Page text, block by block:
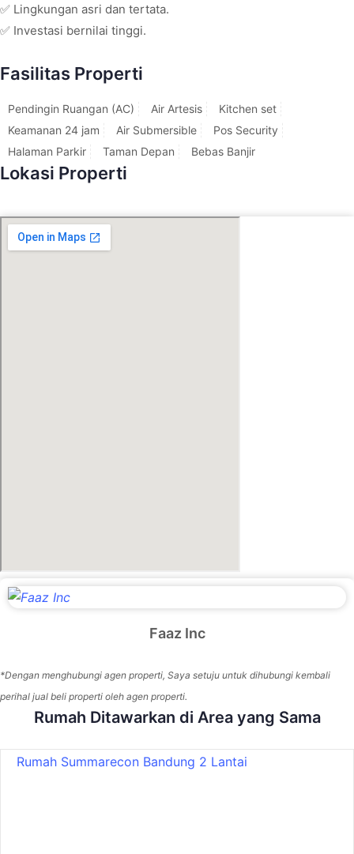
✅ Lingkungan asri dan tertata.
✅ Investasi bernilai tinggi.
Fasilitas Properti
Pendingin Ruangan (AC) Air Artesis
Kitchen set
Keamanan 24 jam
Air Submersible
Pos Security
Halaman Parkir
Taman Depan Bebas Banjir
Lokasi Properti
Faaz Inc
*Dengan menghubungi agen properti, Saya setuju untuk dihubungi kembali
perihal jual beli properti oleh agen properti.
Rumah Ditawarkan di Area yang Sama
Rumah Summarecon Bandung 2 Lantai